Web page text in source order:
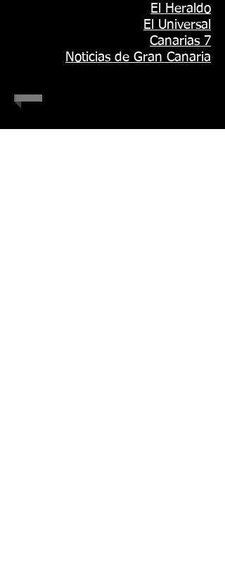
El Heraldo
El Universal
Canarias 7
Noticias de Gran Canaria